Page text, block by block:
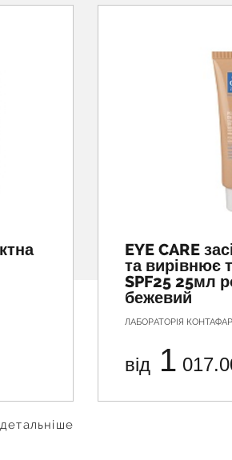
EYE CARE
та вирівнює
SPF25 25мл
бежевий
ЛАБОРАТОРІЯ
від 1